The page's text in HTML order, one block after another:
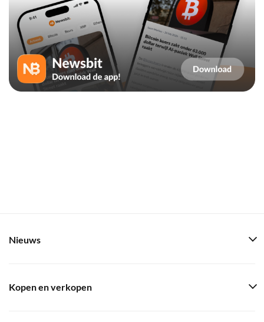
Nieuws
Kopen en verkopen